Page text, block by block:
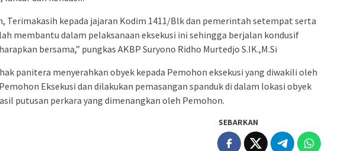
Terimakasih kepada jajaran Kodim 1411/Blk dan pemerintah setempat serta
membantu dalam pelaksanaan eksekusi ini sehingga berjalan kondusif
bersama,” pungkas AKBP Suryono Ridho Murtedjo S.IK.,M.Si
panitera menyerahkan obyek kepada Pemohon eksekusi yang diwakili oleh
Eksekusi dan dilakukan pemasangan spanduk di dalam lokasi obyek
putusan perkara yang dimenangkan oleh Pemohon.
SEBARKAN